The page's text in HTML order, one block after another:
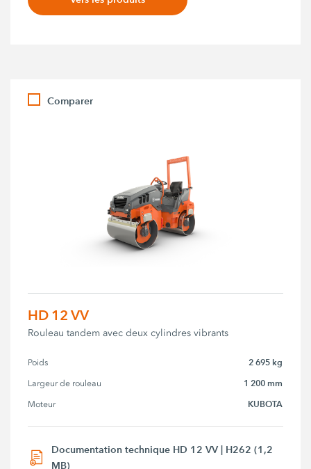
Comparer
HD 12 VV
Rouleau tandem avec deux cylindres vibrants
Poids 2 695 kg
Largeur de rouleau 1 200 mm
Moteur KUBOTA
Documentation technique HD 12 VV | H262 (1,2
MB)